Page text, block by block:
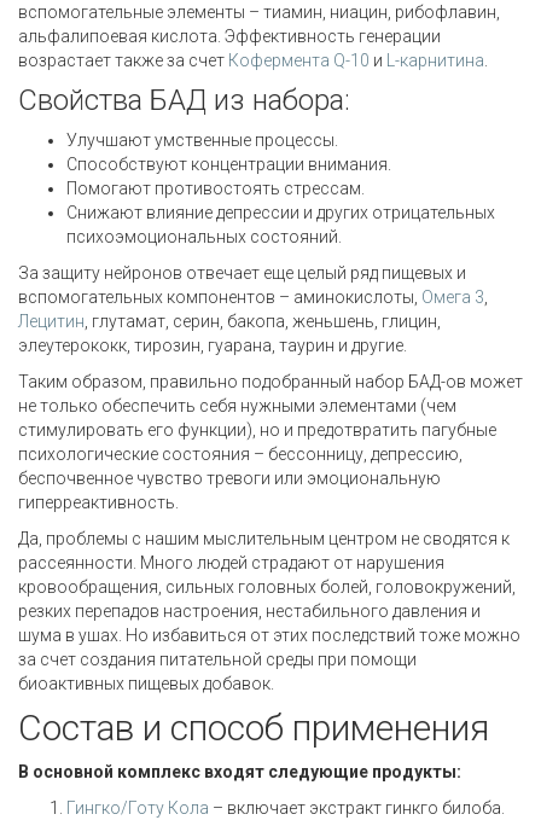
вспомогательные элементы – тиамин, ниацин, рибофлавин,
альфалипоевая кислота. Эффективность генерации
возрастает также за счет Кофермента Q-10 и L-карнитина.
Свойства БАД из набора:
Улучшают умственные процессы.
Способствуют концентрации внимания.
Помогают противостоять стрессам.
Снижают влияние депрессии и других отрицательных
психоэмоциональных состояний.
За защиту нейронов отвечает еще целый ряд пищевых и
вспомогательных компонентов – аминокислоты, Омега 3,
Лецитин, глутамат, серин, бакопа, женьшень, глицин,
элеутерококк, тирозин, гуарана, таурин и другие.
Таким образом, правильно подобранный набор БАД-ов может
не только обеспечить себя нужными элементами (чем
стимулировать его функции), но и предотвратить пагубные
психологические состояния – бессонницу, депрессию,
беспочвенное чувство тревоги или эмоциональную
гиперреактивность.
Да, проблемы с нашим мыслительным центром не сводятся к
рассеянности. Много людей страдают от нарушения
кровообращения, сильных головных болей, головокружений,
резких перепадов настроения, нестабильного давления и
шума в ушах. Но избавиться от этих последствий тоже можно
за счет создания питательной среды при помощи
биоактивных пищевых добавок.
Состав и способ применения
В основной комплекс входят следующие продукты:
Гингко/Готу Кола – включает экстракт гинкго билоба.